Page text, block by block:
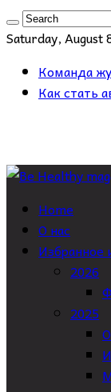
Saturday, August
Команда
Как стать
Home
О нас
Избранное
2026
2025